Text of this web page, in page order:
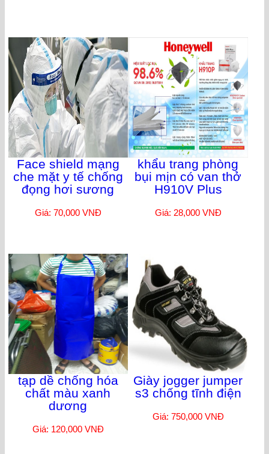
Face shield mạng
che mặt y tế chống
đọng hơi sương
Giá: 70,000 VNĐ
khẩu trang phòng
bụi mịn có van thở
H910V Plus
Giá: 28,000 VNĐ
tạp dề chống hóa
chất màu xanh
dương
Giá: 120,000 VNĐ
Giày jogger jumper
s3 chống tĩnh điện
Giá: 750,000 VNĐ